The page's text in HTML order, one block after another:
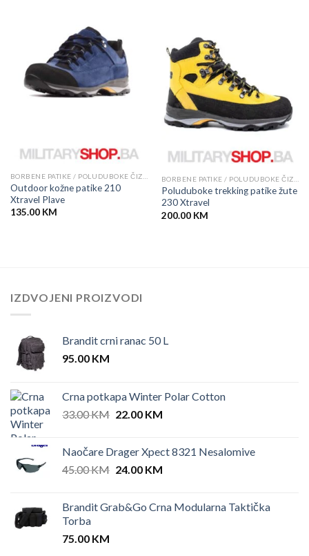
Outdoor kožne patike 210
Xtravel Plave
135.00 KM
BORBENE PATIKE / POLUDUBOKE ČIZME
Poluduboke trekking patike žute
230 Xtravel
200.00 KM
IZDVOJENI PROIZVODI
Brandit crni ranac 50 L
95.00 KM
Crna potkapa Winter Polar Cotton
33.00KM Original
33.00 KM.
22.00 KMCurrent
22.00 KM.
Naočare Drager Xpect 8321 Nesalomive
45.00KM Original
45.00 KM.
24.00 KMCurrent
24.00 KM.
Brandit Grab&Go Crna Modularna Taktička
Torba
75.00 KM